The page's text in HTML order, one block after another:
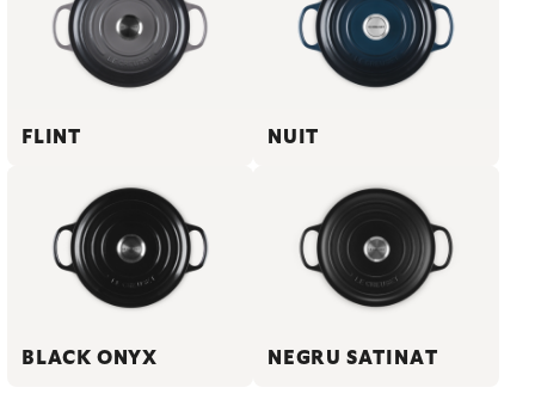
FLINT NUIT
BLACK ONYX NEGRU SATINAT